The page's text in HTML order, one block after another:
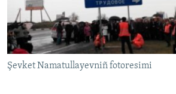
Русский
Українською
QOŞULIÑIZ!
Şevket Namatullayevniñ fotoresimi